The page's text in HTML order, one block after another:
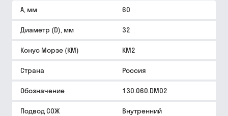
A, мм 60
Диаметр (D), мм 32
Конус Морзе (КМ) КМ2
Страна Россия
Обозначение 130.060.DM02
Подвод СОЖ Внутренний